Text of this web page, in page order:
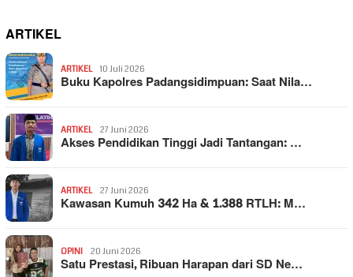
ARTIKEL
ARTIKEL 10 Juli 2026
Buku Kapolres Padangsidimpuan: Saat Nila…
ARTIKEL 27 Juni 2026
Akses Pendidikan Tinggi Jadi Tantangan: …
ARTIKEL 27 Juni 2026
Kawasan Kumuh 342 Ha & 1.388 RTLH: M…
OPINI 20 Juni 2026
Satu Prestasi, Ribuan Harapan dari SD Ne…